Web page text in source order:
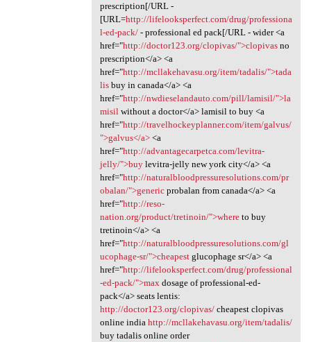
prescription[/URL -
[URL=http://lifelooksperfect.com/drug/professiona
l-ed-pack/- professional ed pack[/URL - wider <a
href="http://doctor123.org/clopivas/">clopivasno
prescription</a> <a
href="http://mcllakehavasu.org/item/tadalis/">tada
lisbuy in canada</a> <a
href="http://nwdieselandauto.com/pill/lamisil/">la
misilwithout a doctor</a> lamisil to buy <a
href="http://travelhockeyplanner.com/item/galvus/
">galvus</a><a
href="http://advantagecarpetca.com/levitra-
jelly/">buylevitra-jelly new york city</a> <a
href="http://naturalbloodpressuresolutions.com/pr
obalan/">genericprobalan from canada</a> <a
href="http://reso-
nation.org/product/tretinoin/">whereto buy
tretinoin</a> <a
href="http://naturalbloodpressuresolutions.com/gl
ucophage-sr/">cheapestglucophage sr</a> <a
href="http://lifelooksperfect.com/drug/professional
-ed-pack/">maxdosage of professional-ed-
pack</a> seats lentis:
http://doctor123.org/clopivas/cheapest clopivas
online india http://mcllakehavasu.org/item/tadalis/
buy tadalis online order